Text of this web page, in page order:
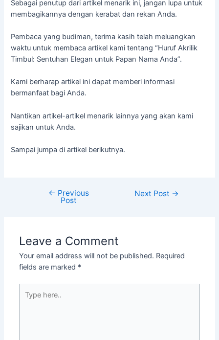
Sebagai penutup dari artikel menarik ini, jangan lupa untuk
membagikannya dengan kerabat dan rekan Anda.
Pembaca yang budiman, terima kasih telah meluangkan
waktu untuk membaca artikel kami tentang “Huruf Akrilik
Timbul: Sentuhan Elegan untuk Papan Nama Anda”.
Kami berharap artikel ini dapat memberi informasi
bermanfaat bagi Anda.
Nantikan artikel-artikel menarik lainnya yang akan kami
sajikan untuk Anda.
Sampai jumpa di artikel berikutnya.
← Previous
Post
Next Post →
Leave a Comment
Your email address will not be published. Required
fields are marked *
here..